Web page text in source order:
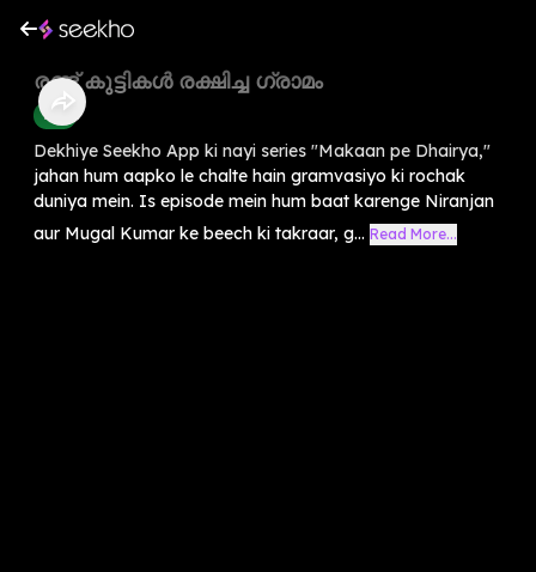
രണ്ട് കുട്ടികൾ രക്ഷിച്ച ഗ്രാമം
Kids
Dekhiye Seekho App ki nayi series "Makaan pe Dhairya,"
jahan hum aapko le chalte hain gramvasiyo ki rochak
duniya mein. Is episode mein hum baat karenge Niranjan
aur Mugal Kumar ke beech ki takraar, g... Read More...